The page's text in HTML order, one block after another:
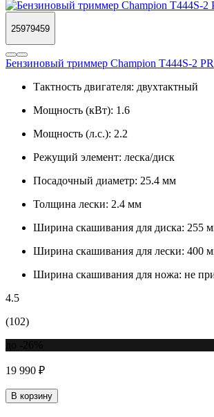
25979459
Бензиновый триммер Champion T444S-2
Тактность двигателя: двухтактный
Мощность (кВт): 1.6
Мощность (л.с.): 2.2
Режущий элемент: леска/диск
Посадочный диаметр: 25.4 мм
Толщина лески: 2.4 мм
Ширина скашивания для диска: 255
Ширина скашивания для лески: 400
Ширина скашивания для ножа: не
4.5
(102)
19 990 ₽
В корзину